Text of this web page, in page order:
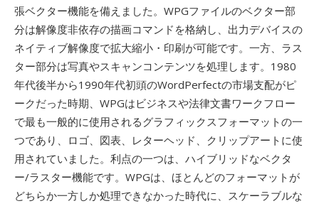
張ベクター機能を備えました。WPGファイルのベクター部
分は解像度非依存の描画コマンドを格納し、出力デバイスの
ネイティブ解像度で拡大縮小・印刷が可能です。一方、ラス
ター部分は写真やスキャンコンテンツを処理します。1980
年代後半から1990年代初頭のWordPerfectの市場支配がピ
ークだった時期、WPGはビジネスや法律文書ワークフロー
で最も一般的に使用されるグラフィックスフォーマットの一
つであり、ロゴ、図表、レターヘッド、クリップアートに使
用されていました。利点の一つは、ハイブリッドなベクタ
ー/ラスター機能です。WPGは、ほとんどのフォーマットが
どちらか一方しか処理できなかった時代に、スケーラブルな